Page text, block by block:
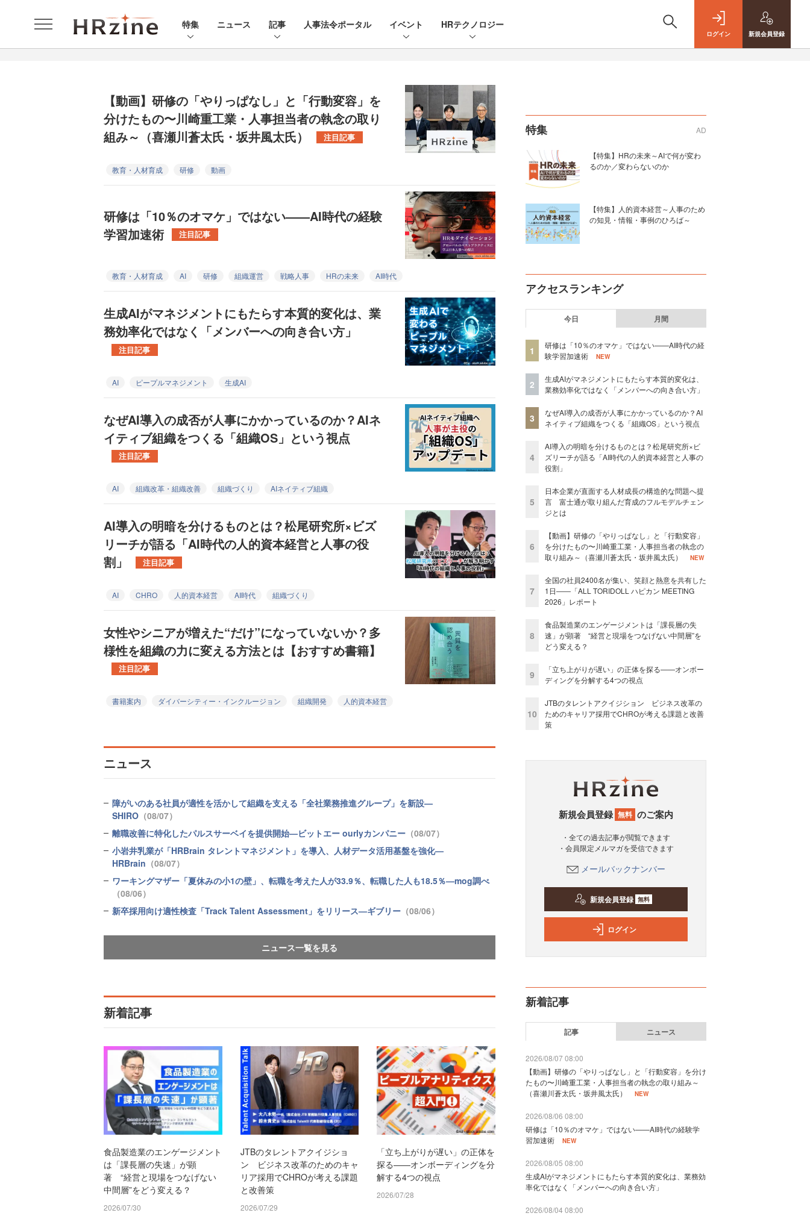
特集 ニュース 記事 人事法令ポータル イベント HRテクノロジー
ログイン 新規会員登録
【動画】研修の「やりっぱなし」と「行動変容」を
分けたもの〜川崎重工業・人事担当者の執念の取り
組み～（喜瀬川蒼太氏・坂井風太氏）
注目記事
教育・人材育成 研修 動画
研修は「10％のオマケ」ではない——AI時代の経験
学習加速術
注目記事
教育・人材育成 AI 研修 組織運営 戦略人事 HRの未来 AI時代
生成AIがマネジメントにもたらす本質的変化は、業
務効率化ではなく「メンバーへの向き合い方」
注目記事
AI ピープルマネジメント 生成AI
なぜAI導入の成否が人事にかかっているのか？AIネ
イティブ組織をつくる「組織OS」という視点
注目記事
AI 組織改革・組織改善 組織づくり AIネイティブ組織
AI導入の明暗を分けるものとは？松尾研究所×ビズ
リーチが語る「AI時代の人的資本経営と人事の役
割」
注目記事
AI CHRO 人的資本経営 AI時代 組織づくり
女性やシニアが増えた“だけ”になっていないか？多
様性を組織の力に変える方法とは【おすすめ書籍】
注目記事
書籍案内 ダイバーシティー・インクルージョン 組織開発 人的資本経営
ニュース
障がいのある社員が適性を活かして組織を支える「全社業務推進グループ」を新設—
SHIRO （08/07）
離職改善に特化したパルスサーベイを提供開始—ビットエー ourlyカンパニー （08/07）
小岩井乳業が「HRBrain タレントマネジメント」を導入、人材データ活用基盤を強化—
HRBrain （08/07）
ワーキングマザー「夏休みの小1の壁」、転職を考えた人が33.9％、転職した人も18.5％—mog調べ
（08/06）
新卒採用向け適性検査「Track Talent Assessment」をリリース—ギブリー （08/06）
ニュース一覧を見る
新着記事
食品製造業のエンゲージメント
は「課長層の失速」が顕
著 “経営と現場をつなげない
中間層”をどう変える？
2026/07/30
JTBのタレントアクイジショ
ン ビジネス改革のためのキャ
リア採用でCHROが考える課題
と改善策
2026/07/29
「立ち上がりが遅い」の正体を
探る——オンボーディングを分
解する4つの視点
2026/07/28
特集 AD
【特集】HRの未来～AIで何が変わ
るのか／変わらないのか
【特集】人的資本経営～人事のため
の知見・情報・事例のひろば～
アクセスランキング
今日 月間
1
研修は「10％のオマケ」ではない——AI時代の経
験学習加速術
NEW
2
生成AIがマネジメントにもたらす本質的変化は、
業務効率化ではなく「メンバーへの向き合い方」
3
なぜAI導入の成否が人事にかかっているのか？AI
ネイティブ組織をつくる「組織OS」という視点
4
AI導入の明暗を分けるものとは？松尾研究所×ビ
ズリーチが語る「AI時代の人的資本経営と人事の
役割」
5
日本企業が直面する人材成長の構造的な問題へ提
言 富士通が取り組んだ育成のフルモデルチェン
ジとは
6
【動画】研修の「やりっぱなし」と「行動変容」
を分けたもの〜川崎重工業・人事担当者の執念の
取り組み～（喜瀬川蒼太氏・坂井風太氏）
NEW
7
全国の社員2400名が集い、笑顔と熱意を共有した
1日――「ALL TORIDOLL ハピカン MEETING
2026」レポート
8
食品製造業のエンゲージメントは「課長層の失
速」が顕著 “経営と現場をつなげない中間層”を
どう変える？
9
「立ち上がりが遅い」の正体を探る——オンボー
ディングを分解する4つの視点
10
JTBのタレントアクイジション ビジネス改革の
ためのキャリア採用でCHROが考える課題と改善
策
新規会員登録 無料 のご案内
・全ての過去記事が閲覧できます
・会員限定メルマガを受信できます
メールバックナンバー
新規会員登録 無料
ログイン
新着記事
記事 ニュース
2026/08/07 08:00
【動画】研修の「やりっぱなし」と「行動変容」を分け
たもの〜川崎重工業・人事担当者の執念の取り組み～
（喜瀬川蒼太氏・坂井風太氏）
NEW
2026/08/06 08:00
研修は「10％のオマケ」ではない——AI時代の経験学
習加速術
NEW
2026/08/05 08:00
生成AIがマネジメントにもたらす本質的変化は、業務効
率化ではなく「メンバーへの向き合い方」
2026/08/04 08:00